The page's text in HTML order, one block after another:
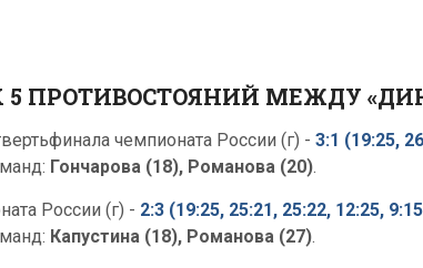
ПРОТИВОСТОЯНИЙ МЕЖДУ
чемпионата России (г) - 3:1 (19:25,
Гончарова (18), Романова (20).
России (г) - 2:3 (19:25, 25:21, 25:22, 12:25,
Капустина (18), Романова (27).